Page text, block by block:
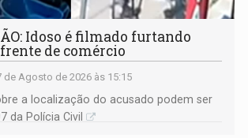
Idoso é filmado furtando
de comércio
de Agosto de 2026 às 15:15
a localização do acusado podem ser
da Polícia Civil